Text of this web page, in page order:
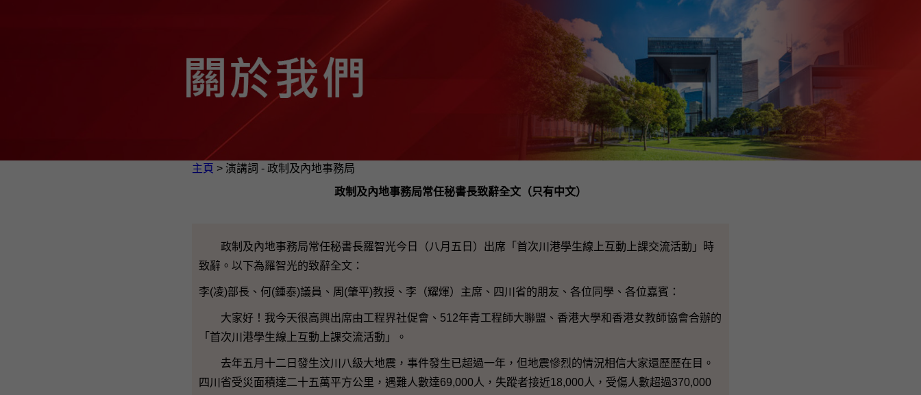
主頁 > 演講詞 - 政制及內地事務局
政制及內地事務局常任秘書長致辭全文（只有中文）
政制及內地事務局常任秘書長羅智光今日（八月五日）出席「首次川港學生線上互動上課交流活動」時
致辭。以下為羅智光的致辭全文：
李(凌)部長、何(鍾泰)議員、周(肇平)教授、李（耀煇）主席、四川省的朋友、各位同學、各位嘉賓：
大家好！我今天很高興出席由工程界社促會、512年青工程師大聯盟、香港大學和香港女教師協會合辦的
「首次川港學生線上互動上課交流活動」。
去年五月十二日發生汶川八級大地震，事件發生已超過一年，但地震慘烈的情況相信大家還歷歷在目。
四川省受災面積達二十五萬平方公里，遇難人數達69,000人，失蹤者接近18,000人，受傷人數超過370,000